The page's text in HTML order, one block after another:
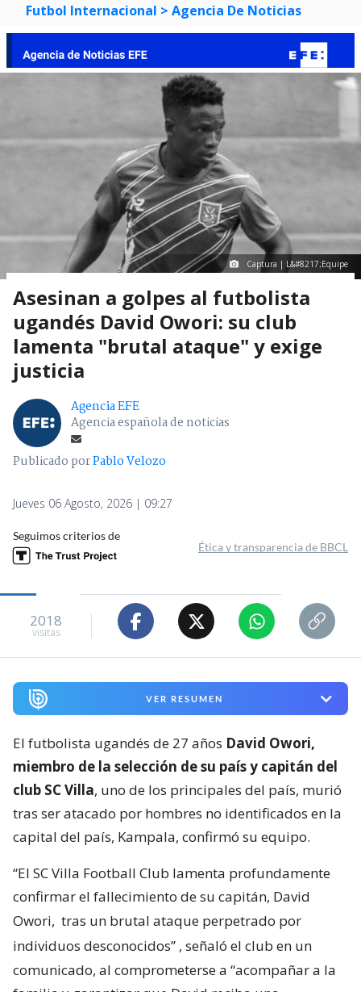
Futbol Internacional > Agencia De Noticias
Captura | L&#8217;Equipe
Asesinan a golpes al futbolista
ugandés David Owori: su club
lamenta "brutal ataque" y exige
justicia
Agencia EFE
Agencia española de noticias
Publicado porPablo Velozo
Jueves 06 Agosto, 2026 | 09:27
Seguimos criterios de
Ética y transparencia de BBCL
2018
visitas
VER RESUMEN
El futbolista ugandés de 27 años David Owori,
miembro de la selección de su país y capitán del
club SC Villa, uno de los principales del país, murió
tras ser atacado por hombres no identificados en la
capital del país, Kampala, confirmó su equipo.
“El SC Villa Football Club lamenta profundamente
confirmar el fallecimiento de su capitán, David
Owori, tras un brutal ataque perpetrado por
individuos desconocidos” , señaló el club en un
comunicado, al comprometerse a “acompañar a la